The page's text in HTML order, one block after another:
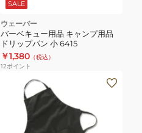
SALE
ウェーバー
バーベキュー用品 キャンプ用品
ドリップパン 小 6415
￥1,380 （税込）
12ポイント